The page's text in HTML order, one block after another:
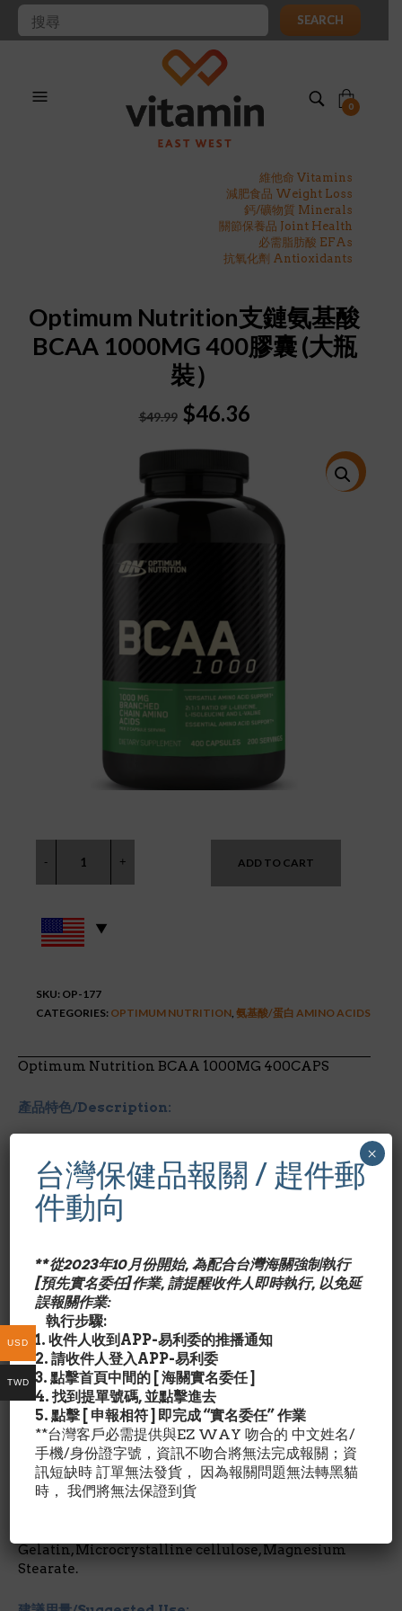
SEARCH
0
維他命 Vitamins
減肥食品 Weight Loss
鈣/礦物質 Minerals
關節保養品 Joint Health
必需脂肪酸 EFAs
抗氧化劑 Antioxidants
Optimum Nutrition支鏈氨基酸
BCAA 1000MG 400膠囊 (大瓶
裝）
$49.99 Original
was:
$49.99.
$46.36Current
$46.36.
特價!
ADD TO CART
SKU: OP-177
CATEGORIES: OPTIMUM NUTRITION 氨基酸/蛋白 AMINO ACIDS
Optimum Nutrition BCAA 1000MG 400CAPS
產品特色/Description:
含白氨酸(L-Leucine)和異白氨酸(L-Isoleucine)缬草氨酸(L-
Valine)比例2:1:1.
輔助其他氨基酸儲存
協助肌肉蛋白質及醣質新陳代謝
支鏈氨基酸(Branched Chain Amino Acids),為機能最繁
多之必需氨基酸,具建構肌肉組織及輔助治療復原作用.
*美國有機食品店內品牌
成份含量/Nutrition Facts:
每2膠囊劑量/占成人每日所需營養%
白氨酸L-Leucine 500MG/*
異白氨酸L-Isoleucine 250MG /*
缬草氨酸L-Valine 250MG /*
*每日營養攝取未建立
Gelatin, Microcrystalline cellulose, Magnesium
Stearate.
台灣保健品報關 / 趕件郵
件動向
**從2023年10月份開始, 為配合台灣海關強制執行
[預先實名委任]作業, 請提醒收件人即時執行, 以免延
誤報關作業:
執行步驟:
1. 收件人收到APP-易利委的推播通知
2. 請收件人登入APP-易利委
3. 點擊首頁中間的 [ 海關實名委任 ]
4. 找到提單號碼, 並點擊進去
5. 點擊 [ 申報相符 ] 即完成 “實名委任” 作業
**台灣客戶必需提供與EZ WAY 吻合的 中文姓名/
手機/身份證字號，資訊不吻合將無法完成報關；資
訊短缺時 訂單無法發貨， 因為報關問題無法轉黑貓
時， 我們將無法保證到貨
×
USD
TWD